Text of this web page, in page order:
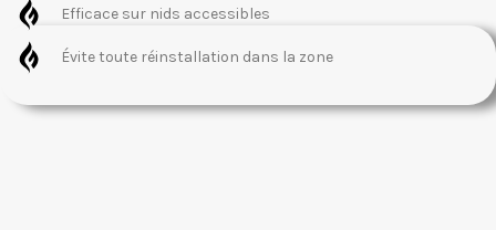
Efficace sur nids accessibles
Évite toute réinstallation dans la zone